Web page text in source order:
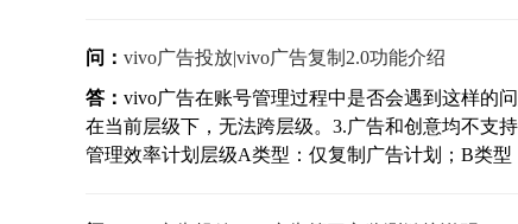
问： vivo广告投放|vivo广告复制2.0功能介绍
答： vivo广告在账号管理过程中是否会遇到这样的
在当前层级下，无法跨层级。3.广告和创意均不支
管理效率计划层级A类型：仅复制广告计划；B类型